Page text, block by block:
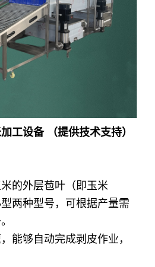
工设备 （提供技术支持）
的外层苞叶（即玉米
两种型号，可根据产量需
能够自动完成剥皮作业，